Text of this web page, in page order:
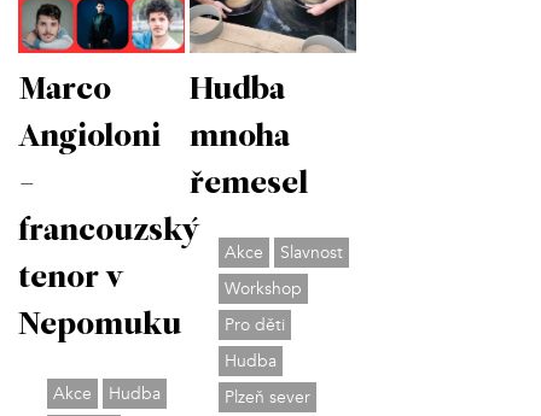
Marco
Angioloni
-
francouzský
tenor v
Nepomuku
Akce
Hudba
Hudba
mnoha
řemesel
Akce
Slavnost
Workshop
Pro děti
Hudba
Plzeň sever